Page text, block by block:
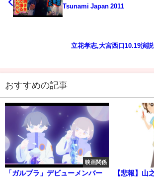
Tsunami Japan 2011
立花孝志,大宮西口10.19演
おすすめの記事
映画関係
「ガルプラ」デビューメンバー
【悲報】山